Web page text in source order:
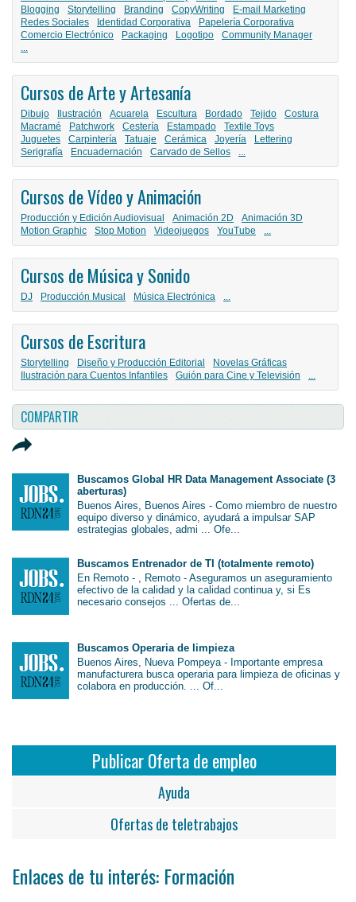
Blogging
Storytelling Branding CopyWriting
E-mail Marketing
Redes Sociales
Identidad Corporativa
Papelería Corporativa
Comercio Electrónico
Packaging Logotipo
Community Manager
...
Cursos de Arte y Artesanía
Dibujo Ilustración Acuarela Escultura Bordado Tejido
Costura
Macramé
Patchwork Cestería Estampado
Textile Toys
Juguetes
Carpintería Tatuaje Cerámica Joyería
Lettering
Serigrafía
Encuadernación Carvado de Sellos ...
Cursos de Vídeo y Animación
Producción y Edición Audiovisual Animación 2D
Animación 3D
Motion Graphic
Stop Motion Videojuegos YouTube ...
Cursos de Música y Sonido
DJ Producción Musical Música Electrónica ...
Cursos de Escritura
Storytelling Diseño y Producción Editorial
Novelas Gráficas
Ilustración para Cuentos Infantiles
Guión para Cine y Televisión ...
COMPARTIR
Buscamos Global HR Data Management Associate (3
aberturas)
Buenos Aires, Buenos Aires - Como miembro de nuestro
equipo diverso y dinámico, ayudará a impulsar SAP
estrategias globales, admi ... Ofe...
Buscamos Entrenador de TI (totalmente remoto)
En Remoto - , Remoto - Aseguramos un aseguramiento
efectivo de la calidad y la calidad continua y, si Es
necesario consejos ... Ofertas de...
Buscamos Operaria de limpieza
Buenos Aires, Nueva Pompeya - Importante empresa
manufacturera busca operaria para limpieza de oficinas y
colabora en producción. ... Of...
Publicar Oferta de empleo
Ayuda
Ofertas de teletrabajos
Enlaces de tu interés: Formación